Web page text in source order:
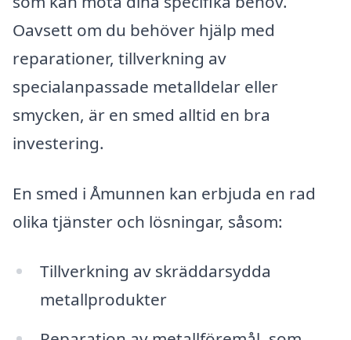
Oavsett om du behöver hjälp med
reparationer, tillverkning av
specialanpassade metalldelar eller
smycken, är en smed alltid en bra
investering.
En smed i Åmunnen kan erbjuda en rad
olika tjänster och lösningar, såsom:
Tillverkning av skräddarsydda
metallprodukter